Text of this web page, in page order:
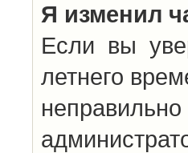
Я изменил
Если вы
летнего